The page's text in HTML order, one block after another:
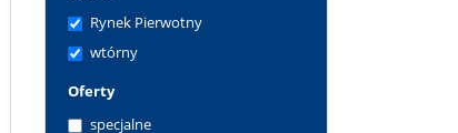
Rynek Pierwotny
wtórny
Oferty
specjalne